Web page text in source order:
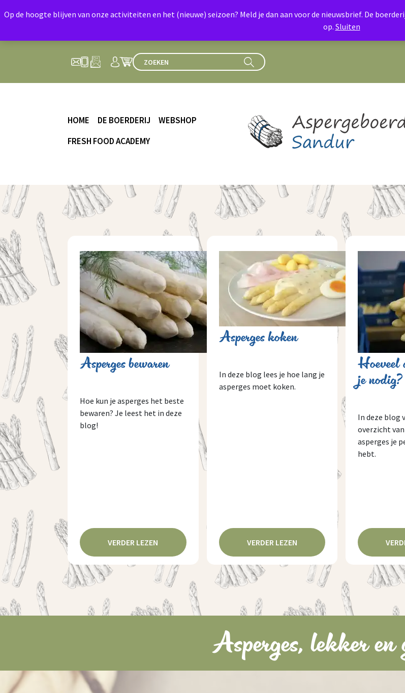
HOME DE BOERDERIJ
WEBSHOP
FRESH FOOD ACADEMY
Asperges bewaren
Hoe kun je asperges het beste
bewaren? Je leest het in deze
blog!
VERDER LEZEN
Asperges koken
In deze blog lees je hoe lang je
asperges moet koken.
VERDER LEZEN
Hoeveel
je nodig?
In deze blog
overzicht
asperges je
hebt.
Asperges, lekker en
Op de hoogte blijven van onze activiteiten en het (nieuwe) seizoen? Meld je dan aan voor de nieuwsbrief. De
op. Sluiten